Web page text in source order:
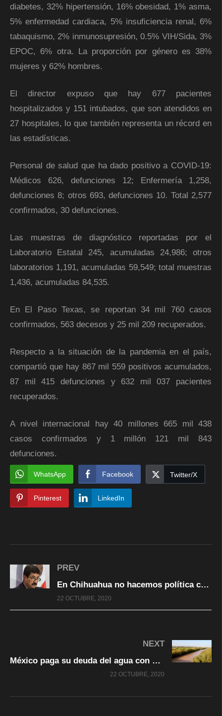
diabetes, 32% hipertensión, 16% obesidad, 1% asma,
5% enfermedad cardiaca, 5% insuficiencia renal, 6%
tabaquismo, 2% inmunosupresión, 0.5% VIH/Sida, 3%
EPOC, 6% otra. La proporción por género es 38%
mujeres y 62% hombres.
El director expuso que hay 677 pacientes
hospitalizados y 151 intubados, que son atendidos en
27 hospitales, lo que también representa un récord en
las estadísticas.
Personal de salud que ha dado positivo a COVID-19:
Médicos 626, defunciones 12; Enfermería 1,258,
defunciones 8; otros 693, defunciones 10. Total 2,577
confirmados, 30 defunciones.
Las muestras de diagnóstico reportadas por el
Laboratorio Estatal 245, acumuladas 24,986; otros
laboratorios 1,191, acumuladas 59,549; total muestras
1,436, acumuladas 84,535.
En El Paso Texas, se reportan 34 mil 760 casos
confirmados, 563 decesos y 25 mil 209 recuperados.
Respecto a la situación de la pandemia en el país,
compartió que hay 867 mil 559 positivos acumulados,
87 mil 415 defunciones y 632 mil 037 pacientes
recuperados.
A nivel internacional hay 40 millones 665 mil 438
casos confirmados y 1 millón 121 mil 843
defunciones.
WhatsApp Facebook Twitter/X
Pinterest LinkedIn
PREV
En Chihuahua no hacemos política con el agua; ya no se puede extraer más de las presas
22 OCTUBRE, 2020
NEXT
México paga su deuda del agua con EE.UU. y anuncia un nuevo acuerdo tras el conflicto en Chihuahua
22 OCTUBRE, 2020